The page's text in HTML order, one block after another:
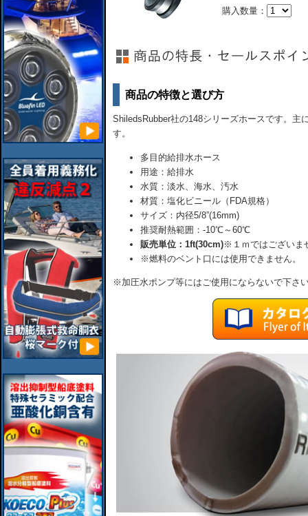
購入数量：
商品の特徴と選び方
ShiledsRubber社の148シリーズホースです。主
す。
多目的給排水ホース
用途：給排水
水質：淡水、海水、汚水
材質：塩化ビニール（FDA規格）
サイズ：内径5/8”(16mm)
推奨耐熱範囲：-10℃～60℃
販売単位：1ft(30cm)※１ｍではございま
※燃料のベント口には使用できません。
※加圧水ポンプ等にはご使用にならないで下さ